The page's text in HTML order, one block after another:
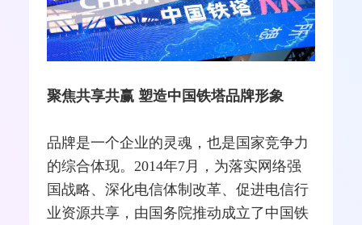
聚焦共享共赢塑造中国铁塔品牌形象
品牌是一个企业的灵魂，也是国家竞争力
的综合体现。2014年7月，为落实 网络强
国战略、深化电信体制改革、促进电信行
业资源共享，由国务院推动成立了中国铁